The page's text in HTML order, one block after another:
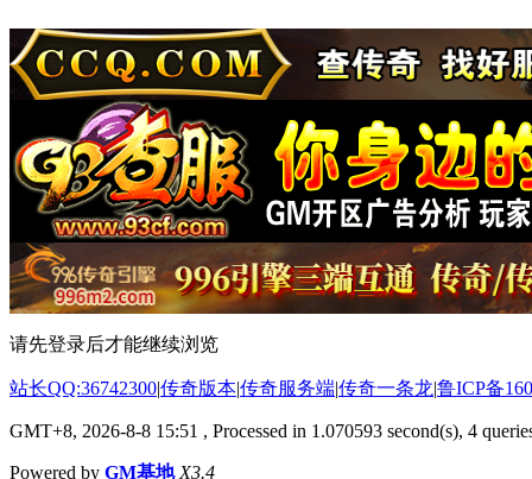
请先登录后才能继续浏览
站长QQ:36742300|传奇版本|传奇服务端|传奇一条龙|鲁ICP备
GMT+8, 2026-8-8 15:51 , Processed in 1.070593 second(s), 4
Powered by GM基地 X3.4